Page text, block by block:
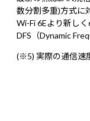
数分割多重)方式に
Wi-Fi 6Eより新し
DFS（Dynamic
(※5) 実際の通信速